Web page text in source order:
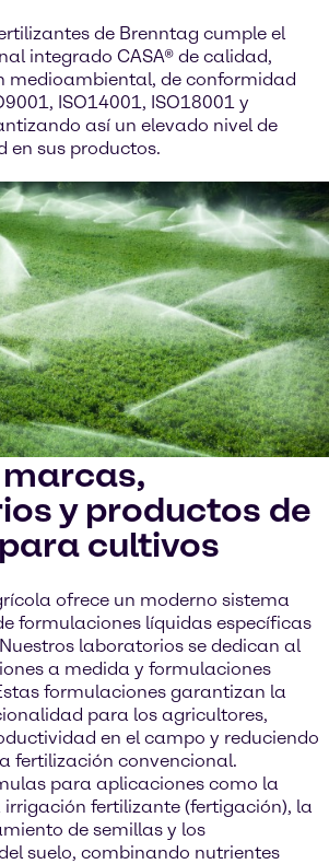
de Brenntag cumple el
integrado CASA® de calidad,
medioambiental, de conformidad
ISO14001, ISO18001 y
así un elevado nivel de
en sus productos.
y productos de
cultivos
ofrece un moderno sistema
formulaciones líquidas específicas
laboratorios se dedican al
a medida y formulaciones
formulaciones garantizan la
para los agricultores,
en el campo y reduciendo
fertilización convencional.
para aplicaciones como la
fertilizante (fertigación), la
de semillas y los
suelo, combinando nutrientes